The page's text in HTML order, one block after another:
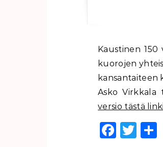
Kaustinen 150 v juhlavuoden merkeissä järjestettiin 12.10.2018 kaustislaisten
kuorojen
kansantaiteen
Asko Virkkala
versio tästä